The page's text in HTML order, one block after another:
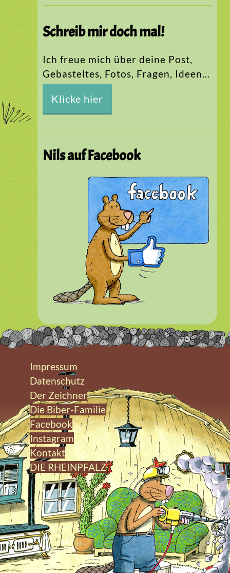
Schreib mir doch mal!
Ich freue mich über deine Post,
Gebasteltes, Fotos, Fragen, Ideen…
Klicke hier
Nils auf Facebook
Impressum
Datenschutz
Der Zeichner
Die Biber-Familie
Facebook
Instagram
Kontakt
DIE RHEINPFALZ